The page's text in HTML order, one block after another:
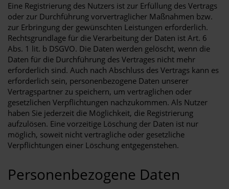
Eine Registrierung des Nutzers ist zur Erfüllung des Vertrags
oder zur Durchführung vorvertraglicher Maßnahmen bzw.
zur Erbringung der gewünschten Leistungen erforderlich.
Rechtsgrundlage für die Verarbeitung der Daten ist Art. 6
Abs. 1 lit. b DSGVO. Die Daten werden gelöscht, wenn die
Daten für die Durchführung des Vertrages nicht mehr
erforderlich sind. Auch nach Abschluss des Vertrags kann es
erforderlich sein, personenbezogene Daten unserer
Vertragspartner zu speichern, um vertraglichen oder
gesetzlichen Verpflichtungen nachzukommen. Als Nutzer
haben Sie jederzeit die Möglichkeit, die Registrierung
aufzulösen. Eine vorzeitige Löschung der Daten ist nur
möglich, soweit nicht vertragliche oder gesetzliche
Verpflichtungen einer Löschung entgegenstehen.
Personenbezogene Daten